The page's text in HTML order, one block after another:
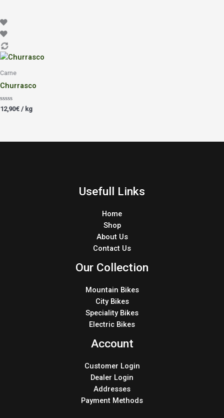
Carne
Churrasco
Valorado
con
12,90€ / kg
Usefull Links
Home
Shop
About Us
Contact Us
Our Collection
Mountain Bikes
City Bikes
Speciality Bikes
Electric Bikes
Account
Customer Login
Dealer Login
Addresses
Payment Methods